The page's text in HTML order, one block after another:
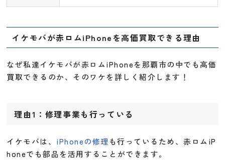
イケモバが赤ロムiPhoneを高価買取できる理由
なぜ私達イケモバが赤ロムiPhoneを那覇市の中でも高価
買取できるのか、そのワケを詳しく紹介します！
理由1：修理事業も行っている
イケモバは、 iPhoneの修理 も行っているため、赤ロムiP
honeでも部品を活用することができます。